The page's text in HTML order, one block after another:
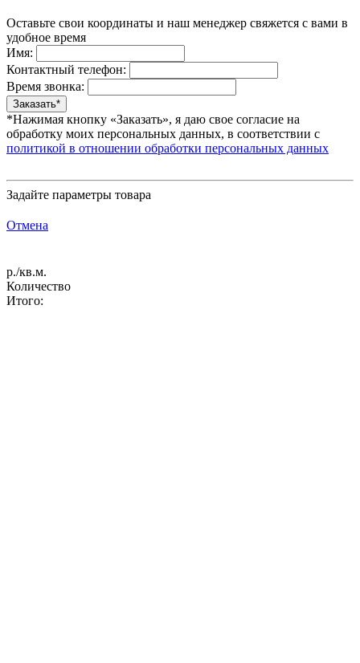
Оставьте свои координаты и наш менеджер свяжется с вами в
удобное время
Имя:
Контактный телефон:
Время звонка:
*Нажимая кнопку «Заказать», я даю свое согласие на
обработку моих персональных данных, в соответствии с
политикой в отношении обработки персональных данных
Задайте параметры товара
Отмена
р./кв.м.
Количество
Итого: